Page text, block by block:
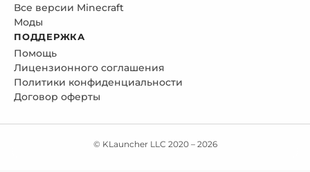
Все версии Minecraft
Моды
ПОДДЕРЖКА
Помощь
Лицензионного соглашения
Политики конфиденциальности
Договор оферты
© KLauncher LLC 2020 – 2026